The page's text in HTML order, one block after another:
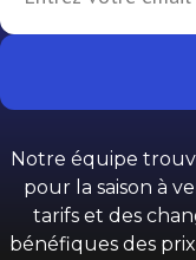
Notre équipe
pour la saison à
tarifs et des
bénéfiques des